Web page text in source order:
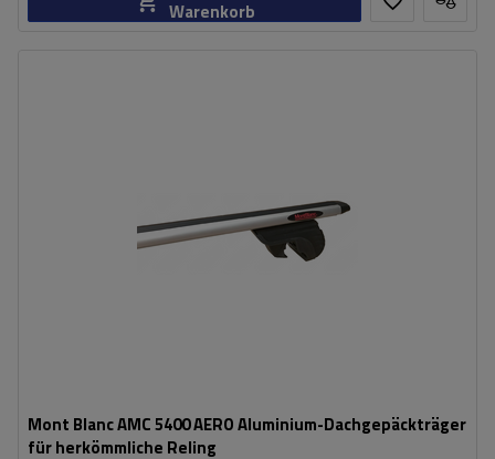
Warenkorb
Mont Blanc AMC 5400 AERO Aluminium-Dachgepäckträger
für herkömmliche Reling